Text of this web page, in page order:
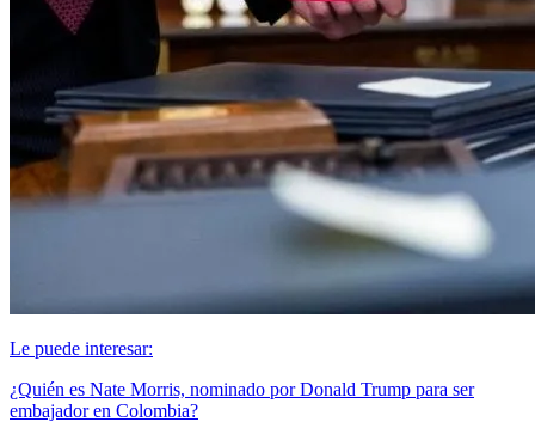
Le puede interesar:
¿Quién es Nate Morris, nominado por Donald Trump para ser
embajador en Colombia?